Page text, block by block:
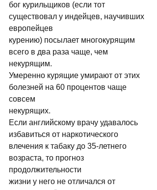
бог курильщиков (если тот
существовал у индейцев, научивших
европейцев
курению) посылает многокурящим
всего в два раза чаще, чем
некурящим.
Умеренно курящие умирают от этих
болезней на 60 процентов чаще
совсем
некурящих.
Если английскому врачу удавалось
избавиться от наркотического
влечения к табаку до 35-летнего
возраста, то прогноз
продолжительности
жизни у него не отличался от